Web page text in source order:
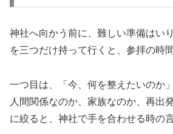
神社へ向かう前に、難しい準備はい
を三つだけ持って行くと、参拝の時
一つ目は、「今、何を整えたいのか
人間関係なのか、家族なのか、再出
に絞ると、神社で手を合わせる時の